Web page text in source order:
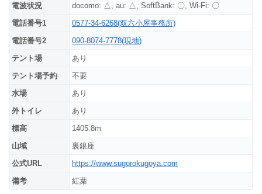
電波状況
docomo: △, au: △, SoftBank: 〇, Wi-Fi: 〇
電話番号1
0577-34-6268(双六小屋事務所)
電話番号2
090-8074-7778(現地)
テント場
あり
テント場予約
不要
水場
あり
外トイレ
あり
標高
1405.8m
山域
裏銀座
公式URL
https://www.sugorokugoya.com
備考
紅葉